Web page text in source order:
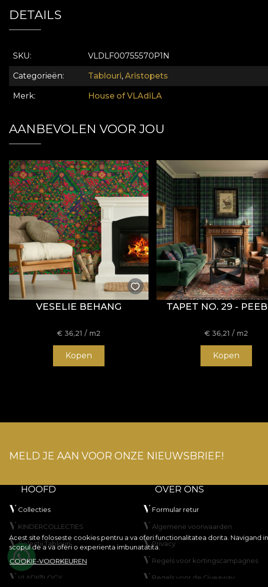
DETAILS
SKU VLDLF00755570P1N
Categorieën Tablouri, Aristopets
Merk House of VLAdiLA
AANBEVOLEN VOOR JOU
VESELIE BEHANG
€36,21 / m2
Kopen
TAPET NO. 29 -
€36,21 / m2
Kopen
Acest site foloseste cookies pentru a va oferi functionalitatea dorita. Navigand
scopul de a va oferi o experienta imbunatatita.
COOKIE-VOORKEUREN
MELD JE AAN VOOR ONZE NIEUWSBRIEF!
HOOFD
Collecties
KINDERCOLLECTIES
Colectii Tablouri
Maak uw product
VLADIØLOGY
OVER ONS
Formular retur
Algemene voorwaarden
Privacy
Regels voor kortingscampagnes
Regels voor de Giveaway